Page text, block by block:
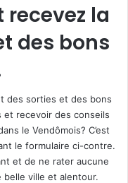
la
des bons
des sorties et des bons
et recevoir des conseils
le Vendômois? C’est
le formulaire ci-contre.
et de ne rater aucune
ville et alentour.